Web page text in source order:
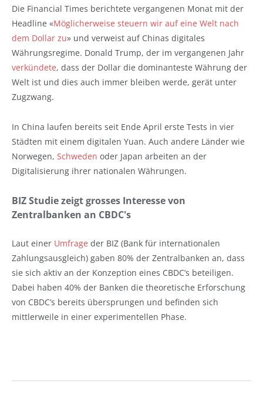
Die Financial Times berichtete vergangenen Monat mit der
Headline «Möglicherweise steuern wir auf eine Welt nach
dem Dollar zu» und verweist auf Chinas digitales
Währungsregime. Donald Trump, der im vergangenen Jahr
verkündete, dass der Dollar die dominanteste Währung der
Welt ist und dies auch immer bleiben werde, gerät unter
Zugzwang.
In China laufen bereits seit Ende April erste Tests in vier
Städten mit einem digitalen Yuan. Auch andere Länder wie
Norwegen, Schweden oder Japan arbeiten an der
Digitalisierung ihrer nationalen Währungen.
BIZ Studie zeigt grosses Interesse von
Zentralbanken an CBDC's
Laut einer Umfrage der BIZ (Bank für internationalen
Zahlungsausgleich) gaben 80% der Zentralbanken an, dass
sie sich aktiv an der Konzeption eines CBDC’s beteiligen.
Dabei haben 40% der Banken die theoretische Erforschung
von CBDC’s bereits übersprungen und befinden sich
mittlerweile in einer experimentellen Phase.